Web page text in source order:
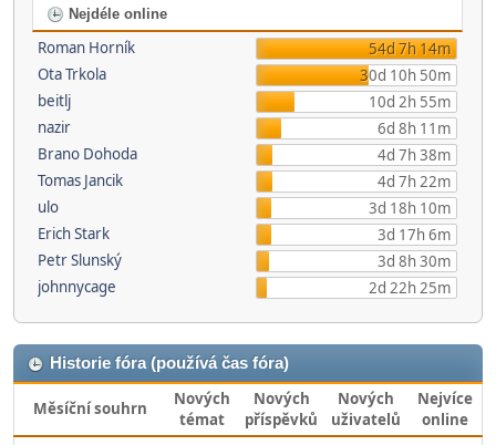
Nejdéle online
Roman Horník
54d 7h 14m
Ota Trkola
30d 10h 50m
beitlj
10d 2h 55m
nazir
6d 8h 11m
Brano Dohoda
4d 7h 38m
Tomas Jancik
4d 7h 22m
ulo
3d 18h 10m
Erich Stark
3d 17h 6m
Petr Slunský
3d 8h 30m
johnnycage
2d 22h 25m
Historie fóra (používá čas fóra)
Měsíční souhrn
Nových
témat
Nových
příspěvků
Nových
uživatelů
Nejvíce
online